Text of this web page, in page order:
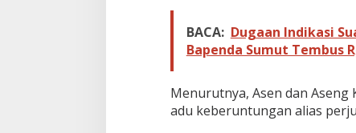
i
R
u
M
a
BACA: Dugaan Indikasi
Bapenda Sumut Tembus
Menurutnya, Asen dan Aseng
adu keberuntungan alias